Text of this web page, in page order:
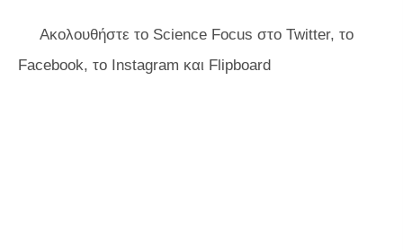
Ακολουθήστε το Science Focus στο Twitter, το
Facebook, το Instagram και Flipboard